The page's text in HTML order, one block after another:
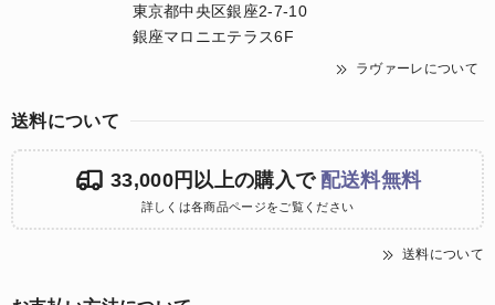
東京都中央区銀座2-7-10
銀座マロニエテラス6F
ラヴァーレについて
送料について
33,000円以上の購入で 配送料無料
詳しくは各商品ページをご覧ください
送料について